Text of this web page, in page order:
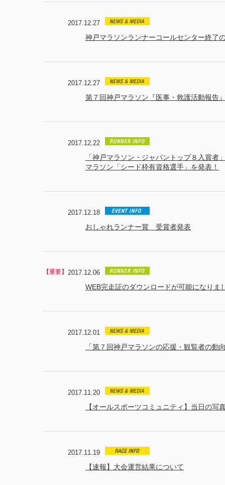
2017.12.27
神戸マラソンランナーコールセンター終了
2017.12.27
第７回神戸マラソン『医事・救護活動報告
2017.12.22
「神戸マラソン・ジャパントップ８入賞
マラソン「シード枠有資格選手」を発表！
2017.12.18
おしゃれランナー賞 受賞者発表
2017.12.06
WEB完走証のダウンロードが可能になりま
2017.12.01
「第７回神戸マラソンの応援・観覧者の
2017.11.20
【オールスポーツコミュニティ】当日の写
2017.11.19
【速報】大会運営結果について